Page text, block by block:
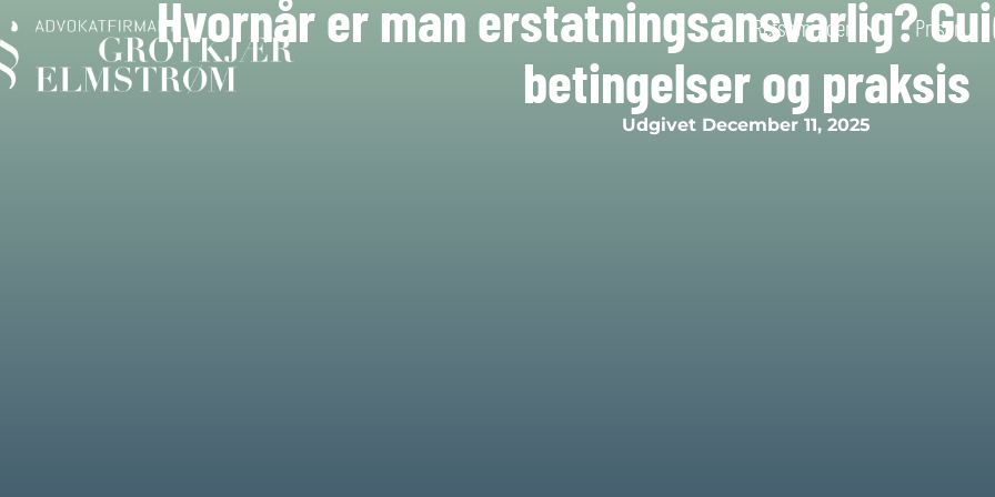
Retsområder Priser
Hvornår er man erstatningsansvarlig?
betingelser og praksis
Udgivet December 11, 2025